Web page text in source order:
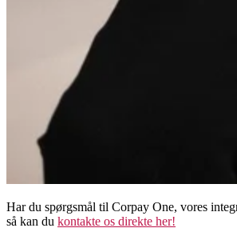
Har du spørgsmål til Corpay One, vores
så kan du kontakte os direkte her!